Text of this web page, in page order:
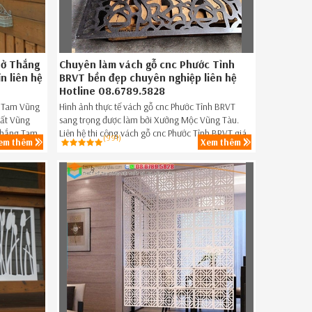
Thắng
liên hệ
Vũng
Vũng
Tam
Thắng
thêm
Chuyên làm vách gỗ cnc Phước Tỉnh
BRVT bền đẹp chuyên nghiệp liên hệ
Hotline 08.6789.5828
Hình ảnh thực tế vách gỗ cnc Phước Tỉnh BRVT
sang trọng được làm bởi Xưởng Mộc Vũng Tàu.
Liên hệ thi công vách gỗ cnc Phước Tỉnh BRVT giá
rẻ,vách gỗ cnc đẹp giá rẻ Phước Tỉnh BRVT ngay
hôm nay 086.789.5828.
(991) Xem thêm